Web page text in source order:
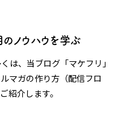
ノウハウを学ぶ
は、当ブログ「マケフリ」
マガの作り方（配信フロ
紹介します。